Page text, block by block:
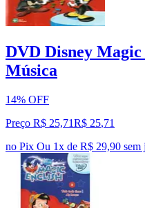
DVD Disney
Música
14% OFF
Preço R$ 25,71R$ 25,71
no Pix Ou 1x de R$ 29,90 sem